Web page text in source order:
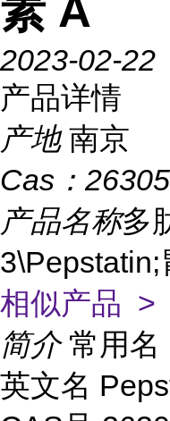
素 A
2023-02-22
产品详情
产地 南京
Cas：
产品名称多
3\Pepstatin;
相似产品 >
简介 常用名
英文名